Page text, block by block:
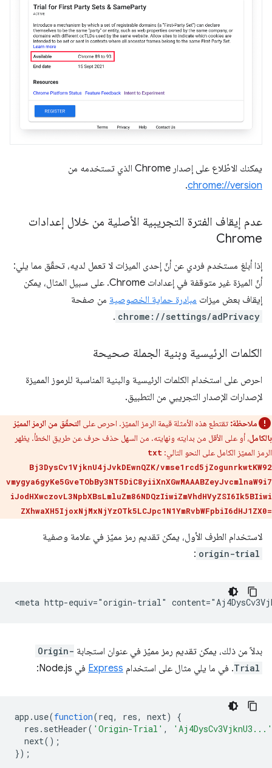
يمكنك الاطّلاع على إصدار Chrome الذي تستخدمه من
chrome://version
.
عدم إيقاف الفترة التجريبية الأصلية من خلال إعدادات
Chrome
إذا أبلغ مستخدم فردي عن أنّ إحدى الميزات لا تعمل لديه، تحقّق مما يلي:
أنّ الميزة غير متوقفة في إعدادات Chrome. على سبيل المثال، يمكن
إيقاف بعض ميزات مبادرة حماية الخصوصية من صفحة
chrome://settings/adPrivacy
.
الكلمات الرئيسية وبنية الجملة صحيحة
احرص على استخدام الكلمات الرئيسية والبنية المناسبة للرموز المميزة
لإصدارات الإصدار التجريبي من التطبيق.
ملاحظة: تقتطع هذه الأمثلة قيمة الرمز المميّز. احرص على التحقّق من الرمز المميّز
بالكامل، أو على الأقل من بدايته ونهايته. من السهل حذف حرف عن طريق الخطأ. يظهر
الرمز المميّز الكامل على النحو التالي: txt
Bj3DysCv1VjknU4jJvkDEwnQZK/vmse1rcd5jZogunrkwtKW92
vmygya6gyKe5GveTObBy3NT5DiC8yiiXnXGwMAAABZeyJvcmlnaW9i7
iJodHXwczovL3NpbXBsLmluZm86NDQzIiwiZmVhdHVyZSI6Ik5BIiwi
ZXhwaXH5IjoxNjMxNjYzOTk5LCJpc1N1YmRvbWFpbiI6dHJ1ZX0=
لاستخدام الطرف الأول، يمكن تقديم رمز مميّز في علامة وصفية
origin-trial
:
بدلاً من ذلك، يمكن تقديم رمز مميّز في عنوان استجابة Origin-
Trial. في ما يلي مثال على استخدام Express في Node.js:
app .use(function(req, res, next)
{
res . setHeader( 'Origin-Trial' ,
'Aj4DysCv3VjknU3...'
next();
});